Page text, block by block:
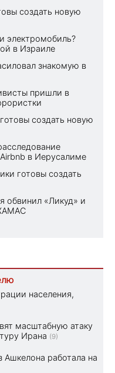
создать новую
электромобиль?
в Израиле
знакомую в
пришли в
создать новую
в Иерусалиме
готовы создать
обвинил «Ликуд» и
населения,
масштабную атаку
Ирана (9)
Ашкелона работала на